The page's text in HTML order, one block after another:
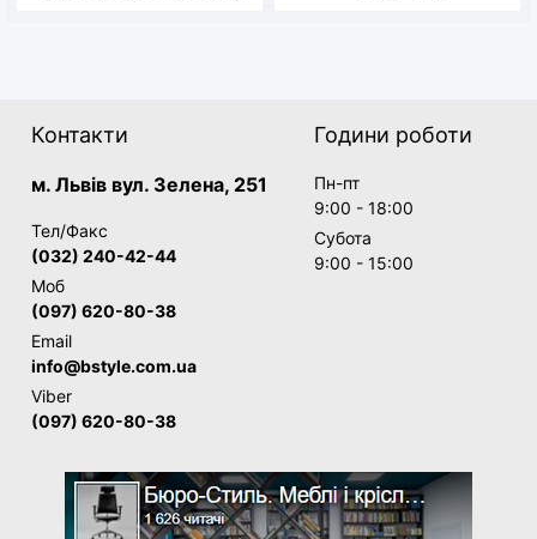
Контакти
м. Львів вул. Зелена, 251
Тел/Факс
(032) 240-42-44
Моб
(097) 620-80-38
Email
info@bstyle.com.ua
Viber
(097) 620-80-38
Години роботи
Пн-пт
9:00 - 18:00
Субота
9:00 - 15:00